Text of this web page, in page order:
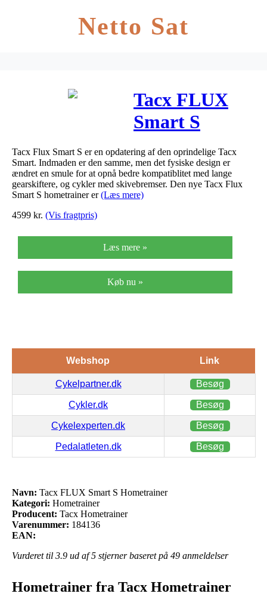
Netto Sat
Tacx FLUX
Smart S
Hometrainer
Tacx Flux Smart S er en opdatering af den oprindelige Tacx
Smart. Indmaden er den samme, men det fysiske design er
ændret en smule for at opnå bedre kompatiblitet med lange
gearskiftere, og cykler med skivebremser. Den nye Tacx Flux
Smart S hometrainer er(Læs mere)
4599 kr. (Vis fragtpris)
Læs mere »
Køb nu »
Webshop Link
Cykelpartner.dk Besøg
Cykler.dk Besøg
Cykelexperten.dk Besøg
Pedalatleten.dk Besøg
Navn: Tacx FLUX Smart S Hometrainer
Kategori: Hometrainer
Producent: Tacx Hometrainer
Varenummer: 184136
EAN:
Vurderet til 3.9 ud af 5 stjerner baseret på 49 anmeldelser
Hometrainer fra Tacx Hometrainer